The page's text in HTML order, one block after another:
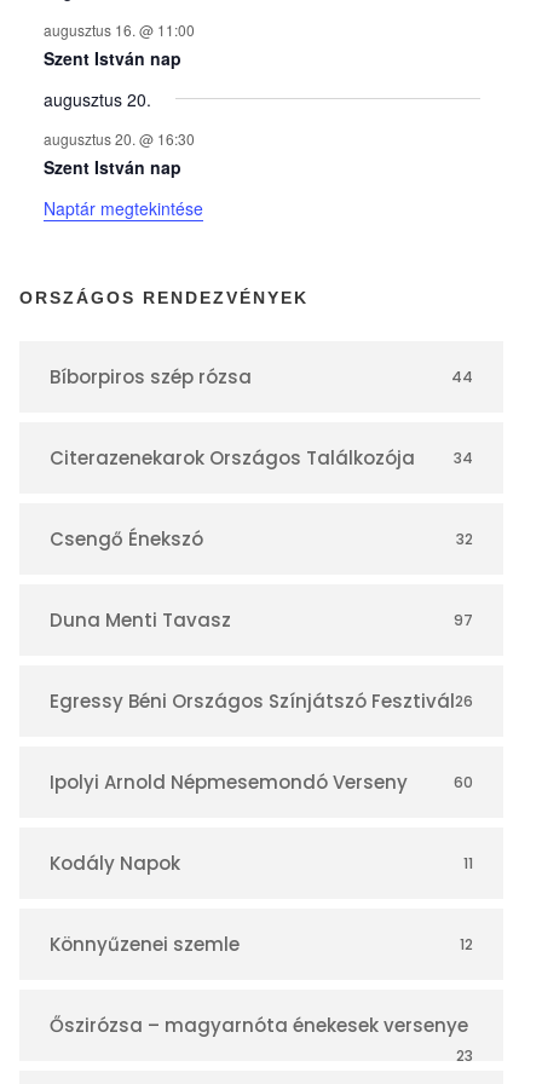
y
e
k
n
a
á
r
augusztus 16. @ 11:00
Szent István nap
augusztus 20.
augusztus 20. @ 16:30
Szent István nap
Naptár megtekintése
ORSZÁGOS RENDEZVÉNYEK
Bíborpiros szép rózsa 44
Citerazenekarok Országos Találkozója 34
Csengő Énekszó 32
Duna Menti Tavasz 97
Egressy Béni Országos Színjátszó Fesztivál26
Ipolyi Arnold Népmesemondó Verseny 60
Kodály Napok 11
Könnyűzenei szemle 12
Őszirózsa – magyarnóta énekesek versenye
23